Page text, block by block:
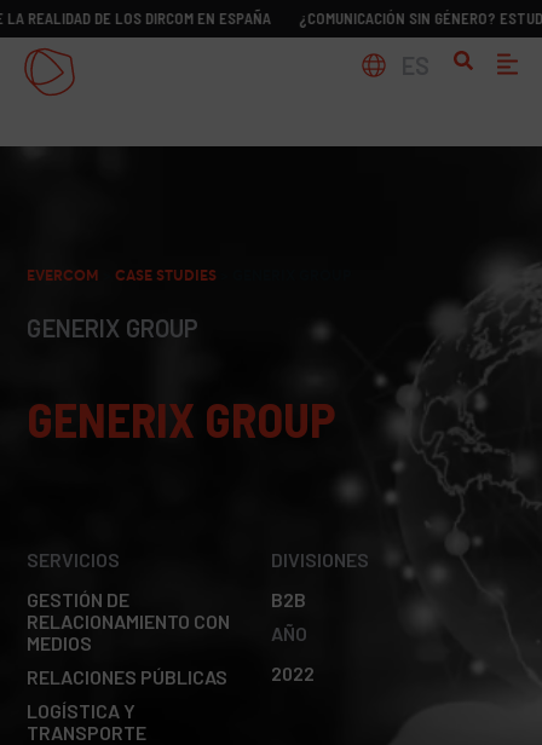
DE LOS DIRCOM EN ESPAÑA ¿COMUNICACIÓN SIN GÉNERO? ESTUDIO
EVERCOM >CASE STUDIES
GENERIX GROUP
GENERIX GROUP
SERVICIOS
GESTIÓN DE
RELACIONAMIENTO CON
MEDIOS
RELACIONES PÚBLICAS
LOGÍSTICA Y
TRANSPORTE
DIVISIONES
B2B
AÑO
2022